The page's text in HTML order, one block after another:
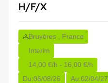
H/F/X
Bruyères , France
Interim
14,00 €/h - 16,00 €/h
Du:06/08/26 Au:02/04/27